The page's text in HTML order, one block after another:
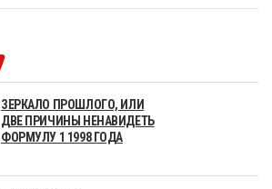
ЗЕРКАЛО ПРОШЛОГО, ИЛИ
ДВЕ ПРИЧИНЫ НЕНАВИДЕТЬ
ФОРМУЛУ 1 1998 ГОДА